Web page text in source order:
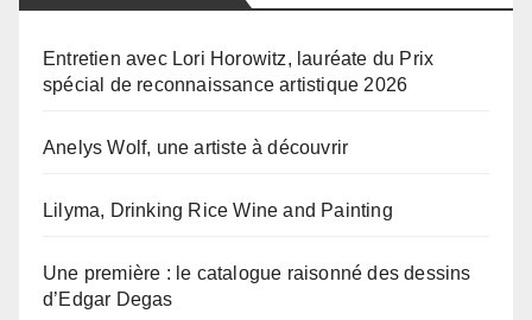
Entretien avec Lori Horowitz, lauréate du Prix
spécial de reconnaissance artistique 2026
Anelys Wolf, une artiste à découvrir
Lilyma, Drinking Rice Wine and Painting
Une première : le catalogue raisonné des dessins
d’Edgar Degas